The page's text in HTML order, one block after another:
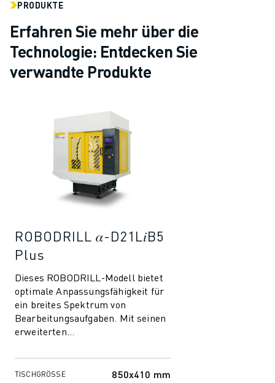
PRODUKTE
Erfahren Sie mehr über die
Technologie: Entdecken Sie
verwandte Produkte
ROBODRILL 𝛼-D21L𝑖B5
Plus
Dieses ROBODRILL-Modell bietet
optimale Anpassungsfähigkeit für
ein breites Spektrum von
Bearbeitungsaufgaben. Mit seinen
erweiterten
sich hervorragend für die Bearb...
TISCHGRÖSSE 850x410 mm